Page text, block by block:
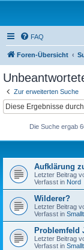
FAQ
Foren-Übersicht
Zur erweiterten Suche
Die Suche ergab
Aufklärung
Letzter Beitrag
Verfasst in Nord
Wilderer?
Letzter Beitrag
Verfasst in
Problemfeld
Letzter Beitrag
Verfasst in